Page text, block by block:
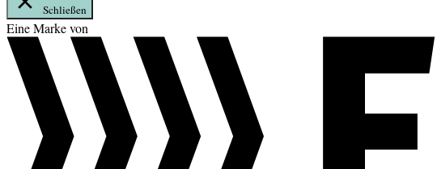
Schließen
Zum
Inhalt
springen
Eine Marke von